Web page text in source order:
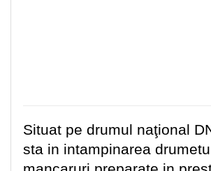
Situat pe drumul naţional
sta in intampinarea